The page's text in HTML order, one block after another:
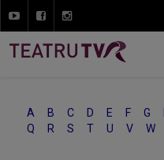
A B C D E F G
Q
R S T U V W